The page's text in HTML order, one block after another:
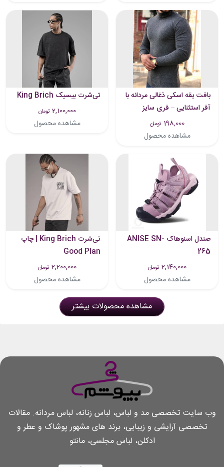
بافت یقه اسکی ذغالی مردانه با
آفر استثنایی – فری سایز
198,000 تومان
مشاهده محصول
تی‌شرت بیسیک King Brich
2,100,000 تومان
مشاهده محصول
صندل اسنوهاک ANISE SN-
265
2,140,000 تومان
مشاهده محصول
تی‌شرت King Brich | چاپ
Good Plan
2,200,000 تومان
مشاهده محصول
مشاهده محصولات بیشتر
وب سایت تخصصی مد و لباس، لباس زنانه، لباس مردانه. مقالات
تخصصی آرایشی و زیبایی، برند های مشهور پوشاک و عطر و
ادکلن، لباس مجلسی، مانتو